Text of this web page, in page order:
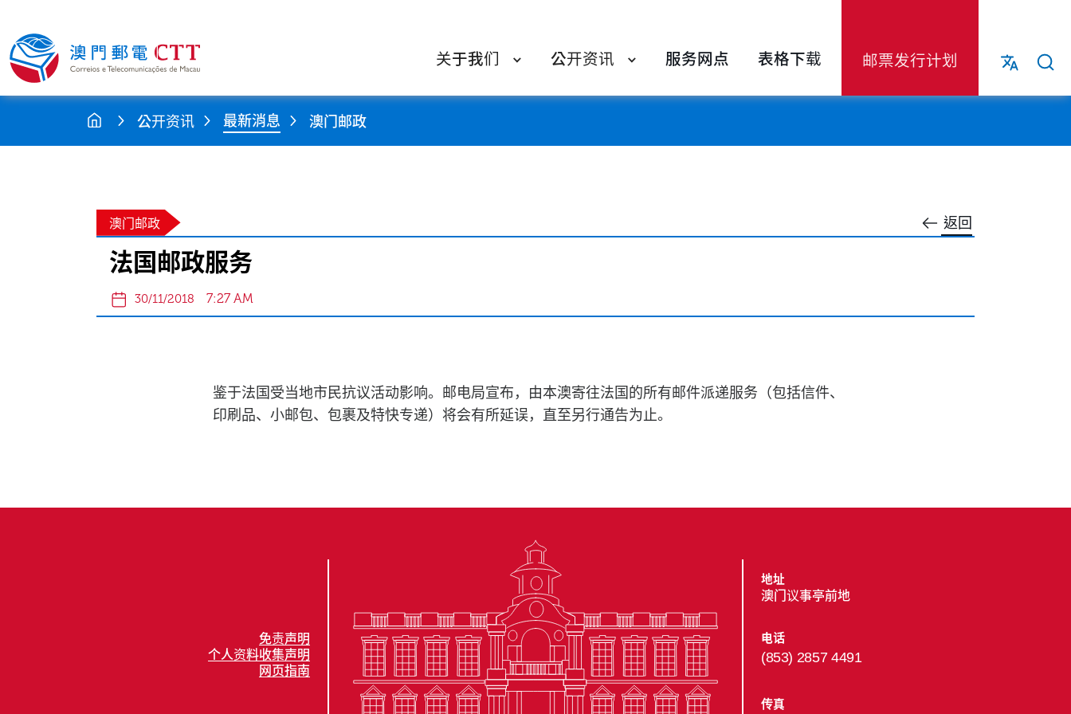
关于我们 公开资讯 服务网点 表格下载 邮票发行计划
公开资讯 最新消息 澳门邮政
返回
澳门邮政
法国邮政服务
30/11/2018 7:27 AM
鉴于法国受当地市民抗议活动影响。邮电局宣布，由本澳寄往法国的所有邮件派递服务（包括信件、
印刷品、小邮包、包裹及特快专递）将会有所延误，直至另行通告为止。
免责声明
个人资料收集声明
网页指南
地址
澳门议事亭前地
电话
(853) 2857 4491
传真